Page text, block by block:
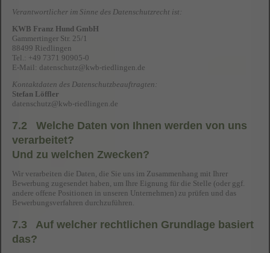
Verantwortlicher im Sinne des Datenschutzrecht ist:
KWB Franz Hund GmbH
Gammertinger Str. 25/1
88499 Riedlingen
Tel.: +49 7371 90905-0
E-Mail: datenschutz@kwb-riedlingen.de
Kontaktdaten des Datenschutzbeauftragten:
Stefan Löffler
datenschutz@kwb-riedlingen.de
7.2 Welche Daten von Ihnen werden von uns
verarbeitet?
Und zu welchen Zwecken?
Wir verarbeiten die Daten, die Sie uns im Zusammenhang mit Ihrer
Bewerbung zugesendet haben, um Ihre Eignung für die Stelle (oder ggf.
andere offene Positionen in unseren Unternehmen) zu prüfen und das
Bewerbungsverfahren durchzuführen.
7.3 Auf welcher rechtlichen Grundlage basiert
das?